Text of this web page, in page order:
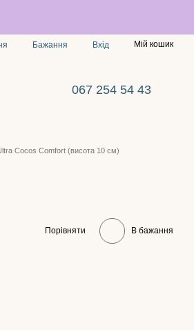
Бажання Вхід Мій кошик
067 254 54 43
Cocos Comfort (висота 10 см)
Порівняти В бажання